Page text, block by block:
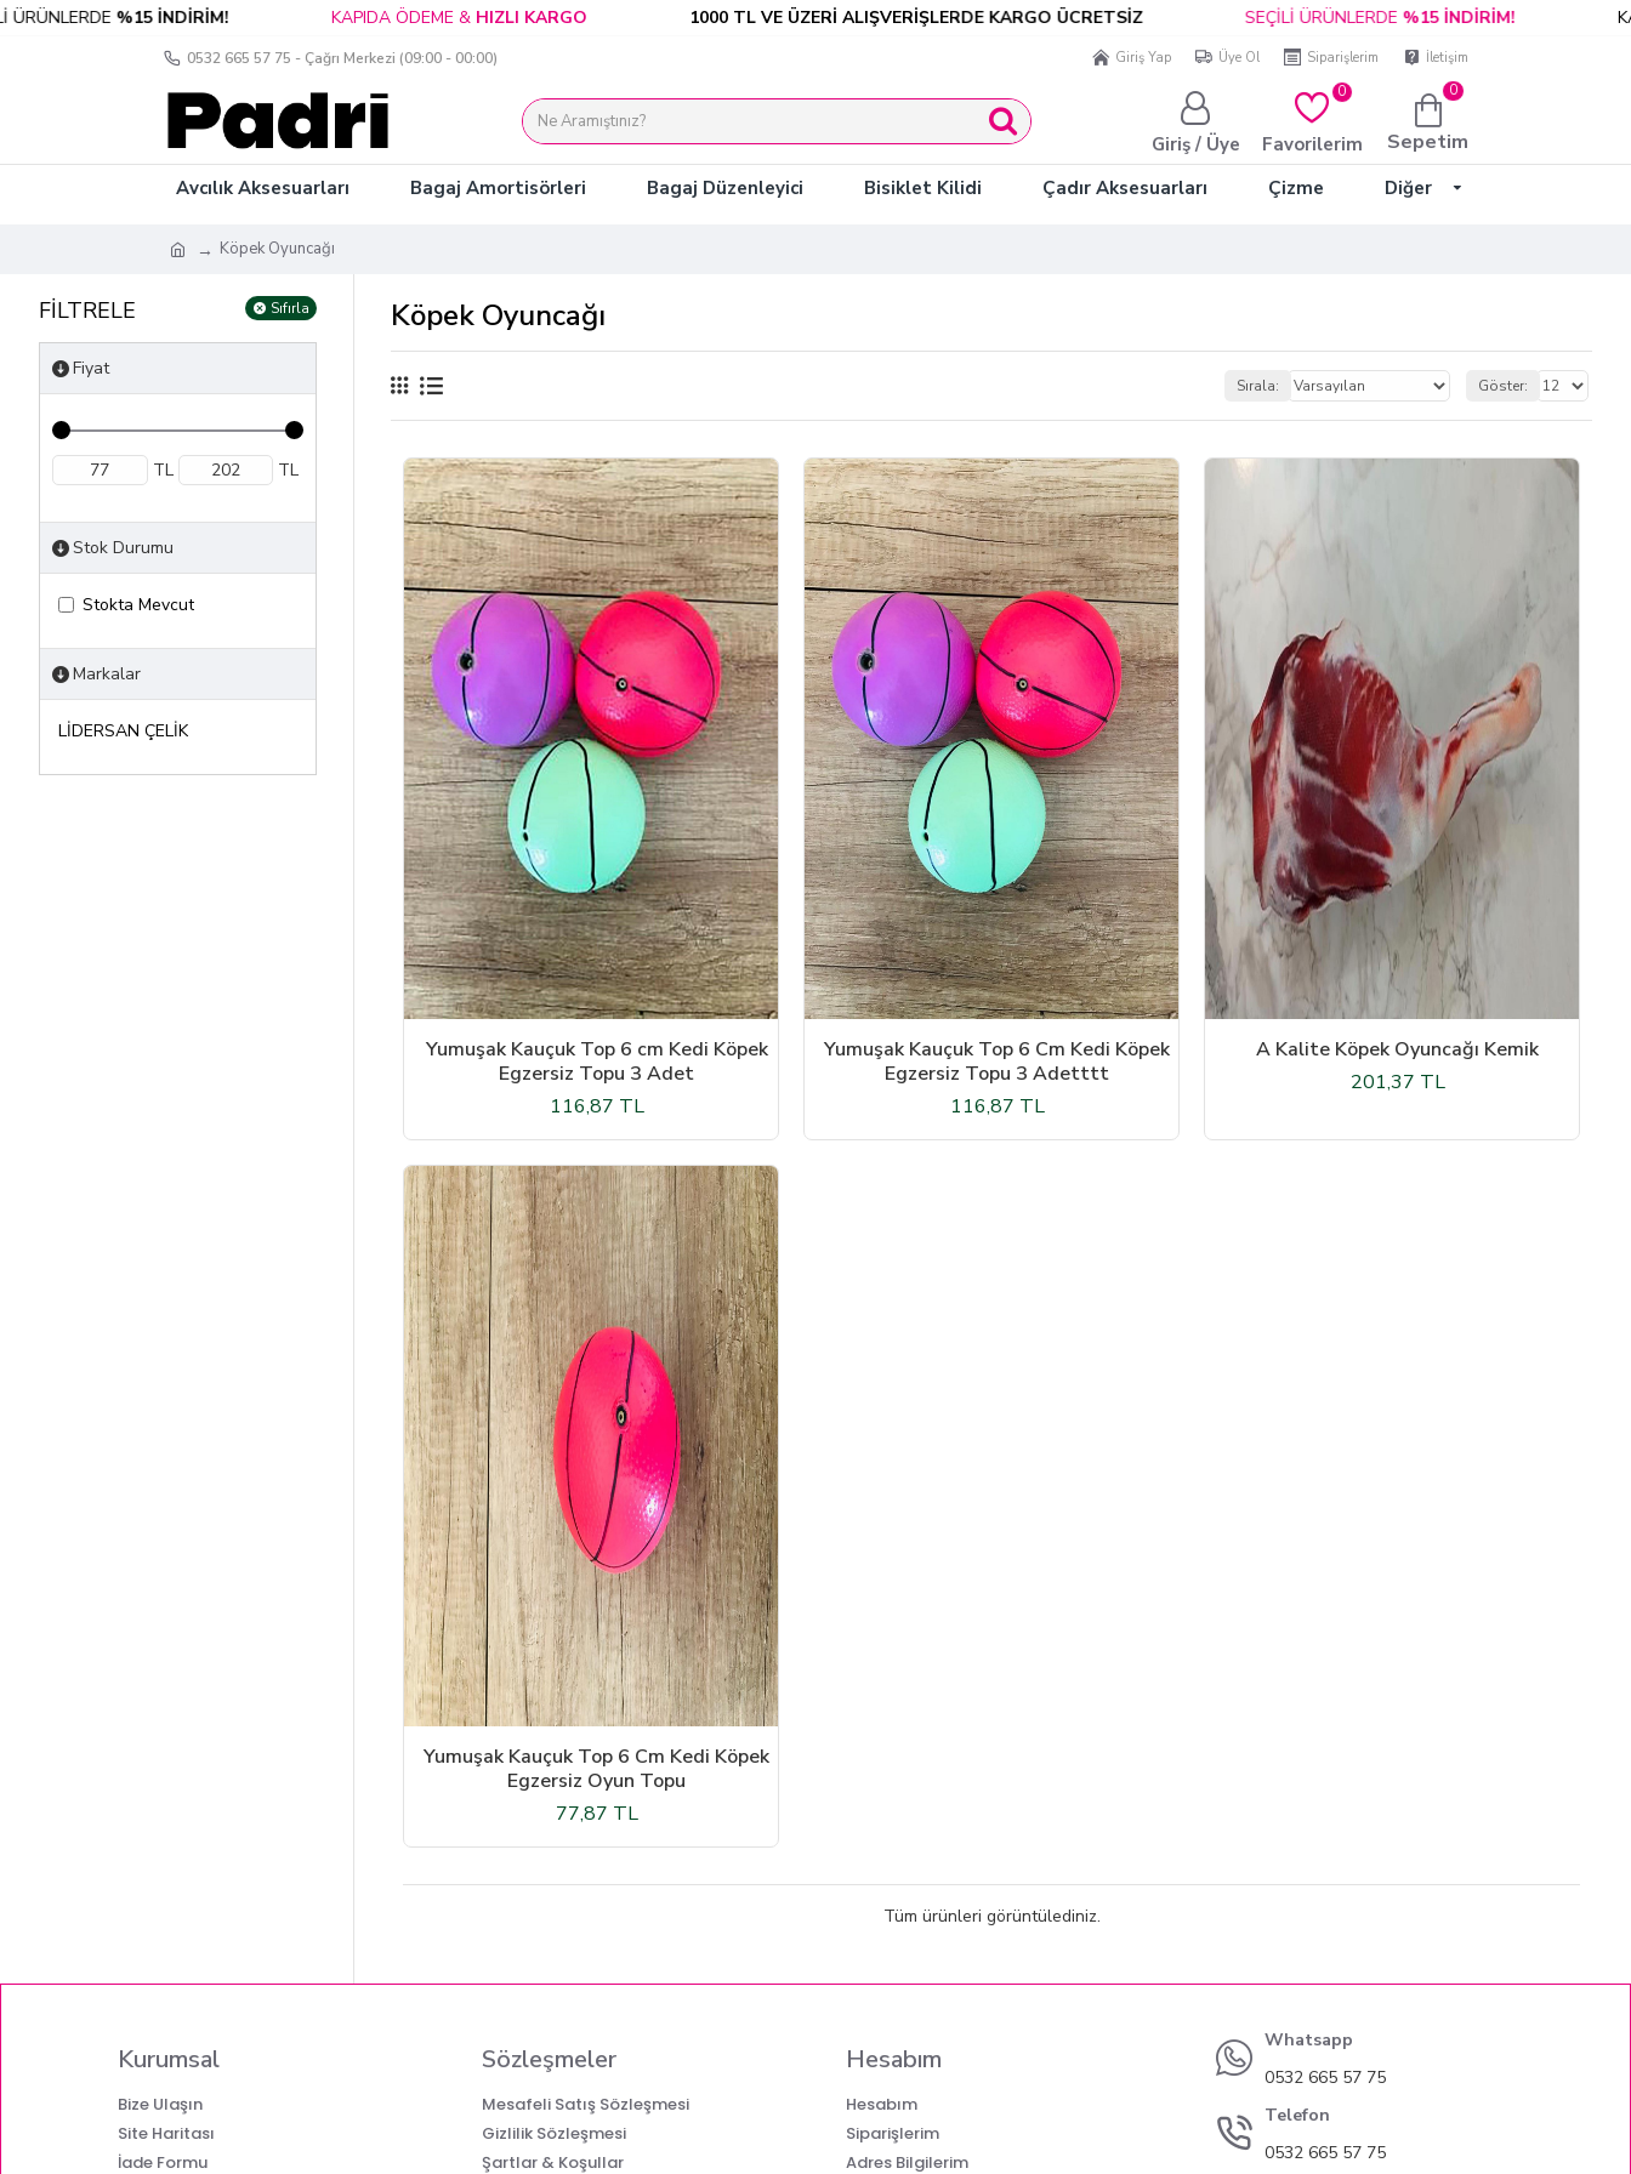
%15 İNDİRİM! KAPIDA ÖDEME &HIZLI KARGO 1000 TL VE ÜZERİ ALIŞVERİŞLERDE KARGO ÜCRETSİZ SEÇİLİ ÜRÜNLERDE%15 İNDİRİM!
0532 665 57 75 - Çağrı Merkezi (09:00 - 00:00) Giriş Yap Üye Ol Siparişlerim İletişim
Giriş / Üye Favorilerim
0
Sepetim
0
Avcılık Aksesuarları Bagaj Amortisörleri Bagaj Düzenleyici Bisiklet Kilidi Çadır Aksesuarları Çizme Diğer
Köpek Oyuncağı
FİLTRELE Sıfırla
Fiyat
TL TL
Markalar
LİDERSAN ÇELİK
Stok Durumu
Stokta Mevcut
Köpek Oyuncağı
Sırala: Göster:
Yumuşak Kauçuk Top 6 cm Kedi Köpek
Egzersiz Topu 3 Adet
116,87 TL
Yumuşak Kauçuk Top 6 Cm Kedi Köpek
Egzersiz Topu 3 Adetttt
116,87 TL
A Kalite Köpek Oyuncağı Kemik
201,37 TL
Yumuşak Kauçuk Top 6 Cm Kedi Köpek
Egzersiz Oyun Topu
77,87 TL
Tüm ürünleri görüntülediniz.
Kurumsal
Bize Ulaşın
Site Haritası
İade Formu
Sözleşmeler
Mesafeli Satış Sözleşmesi
Gizlilik Sözleşmesi
Şartlar & Koşullar
Hesabım
Hesabım
Siparişlerim
Adres Bilgilerim
Whatsapp
0532 665 57 75
Telefon
0532 665 57 75